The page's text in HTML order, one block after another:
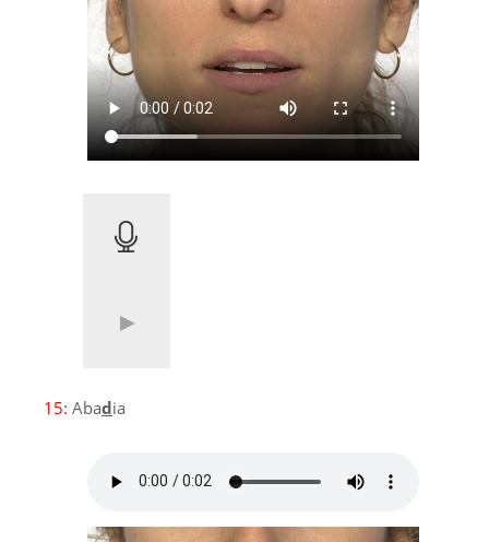
15: Abadia